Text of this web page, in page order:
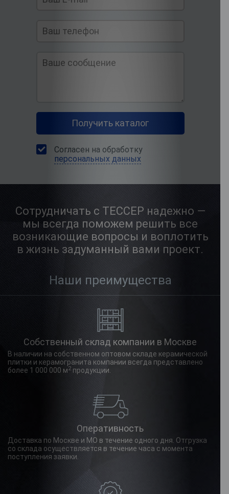
Согласен на обработку
персональных данных
Сотрудничать с ТЕССЕР надежно —
мы всегда поможем решить все
возникающие вопросы и воплотить
в жизнь задуманный вами проект.
Наши преимущества
Cобственный склад компании в Москве
В наличии на собственном оптовом складе керамической
плитки и керамогранита компании всегда представлено
более 1 000 000 м2 продукции.
Оперативность
Доставка по Москве и МО в течение одного дня. Отгрузка
со склада осуществляется в течение часа с момента
поступления заявки.